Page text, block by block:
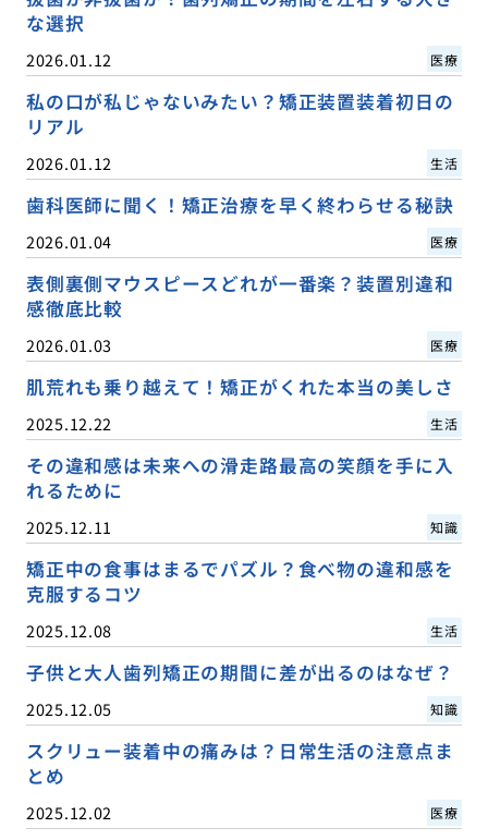
な選択
2026.01.12 医療
私の口が私じゃないみたい？矯正装置装着初日の
リアル
2026.01.12 生活
歯科医師に聞く！矯正治療を早く終わらせる秘訣
2026.01.04 医療
表側裏側マウスピースどれが一番楽？装置別違和
感徹底比較
2026.01.03 医療
肌荒れも乗り越えて！矯正がくれた本当の美しさ
2025.12.22 生活
その違和感は未来への滑走路最高の笑顔を手に入
れるために
2025.12.11 知識
矯正中の食事はまるでパズル？食べ物の違和感を
克服するコツ
2025.12.08 生活
子供と大人歯列矯正の期間に差が出るのはなぜ？
2025.12.05 知識
スクリュー装着中の痛みは？日常生活の注意点ま
とめ
2025.12.02 医療